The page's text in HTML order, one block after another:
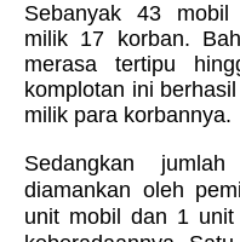
Sebanyak 43 mobil
milik 17 korban.
merasa tertipu
komplotan ini
milik para korbannya.
Sedangkan
diamankan oleh
unit mobil dan 1